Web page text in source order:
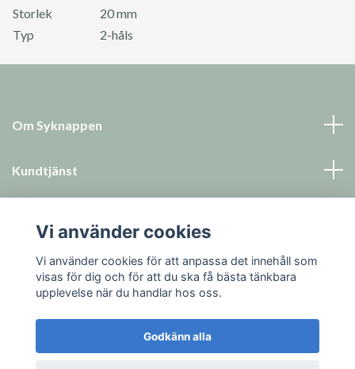
Storlek
20 mm
Typ
2-håls
Om Syknappen
Kundtjänst
Sociala medier
Vi använder cookies
Vi använder cookies för att anpassa det innehåll som
visas för dig och för att du ska få bästa tänkbara
upplevelse när du handlar hos oss.
Godkänn alla